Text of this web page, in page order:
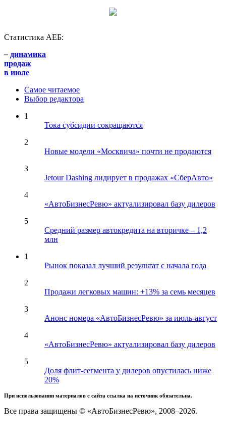
Статистика АЕБ:
– динамика
продаж
в июле
Самое читаемое
Выбор редактора
1
Тока субсидии сокращаются
2
Новые модели «Москвича» почти не продаются
3
Jetour Dashing лидирует в продажах «СберАвто»
4
«АвтоБизнесРевю» актуализировал базу дилеров
5
Средний размер автокредита на вторичке – 1,2
млн
1
Рынок показал лучший результат с начала года
2
Продажи легковых машин: +13% за семь месяцев
3
Анонс номера «АвтоБизнесРевю» за июль-август
4
«АвтоБизнесРевю» актуализировал базу дилеров
5
Доля флит-сегмента у дилеров опустилась ниже
20%
При использовании материалов с сайта ссылка на источник обязательна.
Все права защищены © «АвтоБизнесРевю», 2008–2026.